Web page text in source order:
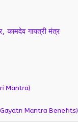
कामदेव गायत्री मंत्र
Mantra)
Gayatri Mantra Benefits)